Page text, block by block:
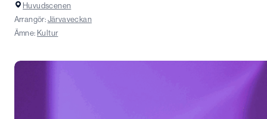
Huvudscenen
Arrangör: Järvaveckan
Ämne: Kultur